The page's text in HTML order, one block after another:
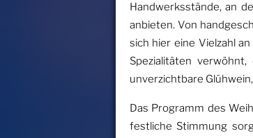
Handwerksstände, an
anbieten. Von
sich hier eine Vielzahl
Spezialitäten
unverzichtbare
Das Programm des
festliche Stimmung